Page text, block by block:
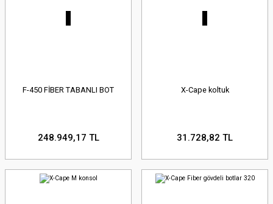
F-450 FİBER TABANLI BOT
248.949,17 TL
X-Cape koltuk
31.728,82 TL